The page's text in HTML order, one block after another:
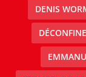
DENIS